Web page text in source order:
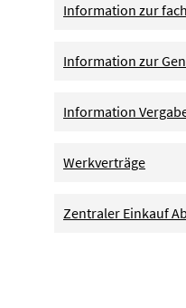
Information zur
Information zur
Information
Werkverträge
Zentraler Einkauf